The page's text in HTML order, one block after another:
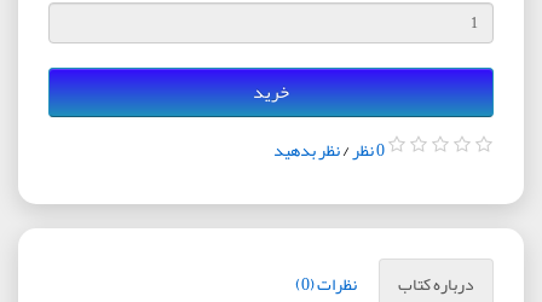
خرید
0 نظر /نظر بدهید
درباره کتاب نظرات (0)